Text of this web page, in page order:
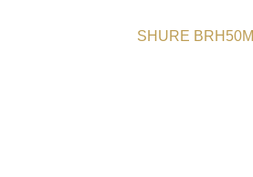
SHURE BRH50M